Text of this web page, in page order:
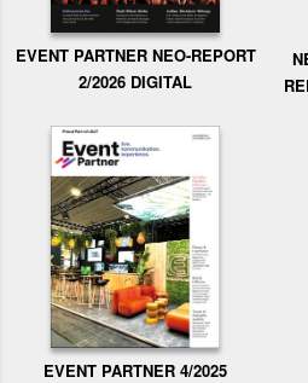
EVENT PARTNER NEO-REPORT
2/2026 DIGITAL
EVENT PARTNER 4/2025